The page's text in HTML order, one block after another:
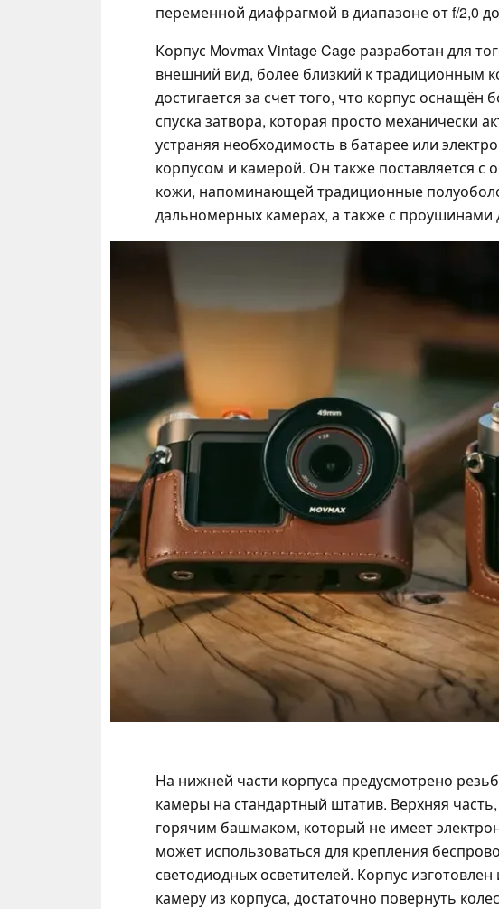
переменной диафрагмой в диапазоне от f/2,0
Корпус Movmax Vintage Cage разработан для
внешний вид, более близкий к традиционным
достигается за счет того, что корпус
спуска затвора, которая просто механически
устраняя необходимость в батарее или
корпусом и камерой. Он также поставляется с
кожи, напоминающей традиционные
дальномерных камерах, а также с
На нижней части корпуса предусмотрено
камеры на стандартный штатив. Верхняя
горячим башмаком, который не имеет
может использоваться для крепления
светодиодных осветителей. Корпус
камеру из корпуса, достаточно повернуть